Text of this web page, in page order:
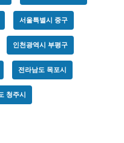
서울특별시 중구
인천광역시 부평구
전라남도 목포시
청주시